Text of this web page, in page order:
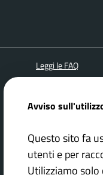
Leggi le FAQ
Segnalazione
Avviso
Questo sito fa
utenti e per
Utilizziamo